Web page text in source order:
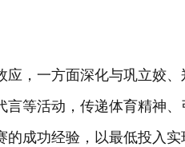
，一方面深化与巩立姣
言等活动，传递体育精神
成功经验，以最低投入